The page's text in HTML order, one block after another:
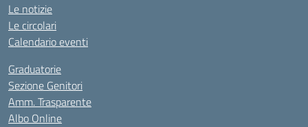
Le notizie
Le circolari
Calendario eventi
Graduatorie
Sezione Genitori
Amm. Trasparente
Albo Online